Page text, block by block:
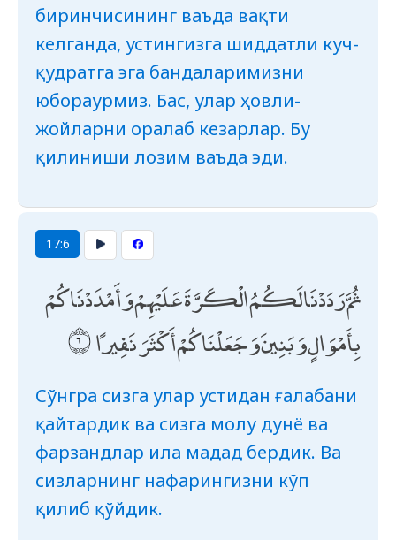
биринчисининг ваъда вақти
келганда, устингизга шиддатли куч-
қудратга эга бандаларимизни
юбораурмиз. Бас, улар ҳовли-
жойларни оралаб кезарлар. Бу
қилиниши лозим ваъда эди.
17:6
ثُمَّ رَدَدْنَا لَكُمُ الْكَرَّةَ عَلَيْهِمْ وَأَمْدَدْنَاكُمْ
بِأَمْوَالٍ وَبَنِينَ وَجَعَلْنَاكُمْ أَكْثَرَ نَفِيرًا
Сўнгра сизга улар устидан ғалабани
қайтардик ва сизга молу дунё ва
фарзандлар ила мадад бердик. Ва
сизларнинг нафарингизни кўп
қилиб қўйдик.